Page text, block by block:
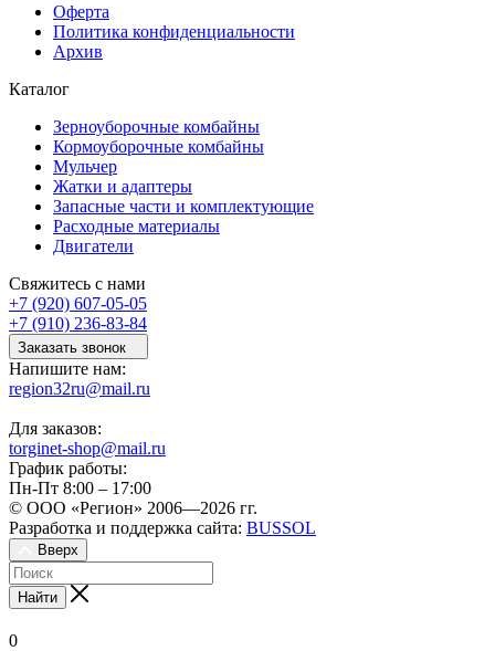
Оферта
Политика конфиденциальности
Архив
Каталог
Зерноуборочные комбайны
Кормоуборочные комбайны
Мульчер
Жатки и адаптеры
Запасные части и комплектующие
Расходные материалы
Двигатели
Свяжитесь с нами
+7 (920) 607-05-05
+7 (910) 236-83-84
Заказать звонок
Напишите нам:
region32ru@mail.ru
Для заказов:
torginet-shop@mail.ru
График работы:
Пн-Пт 8:00 – 17:00
© ООО «Регион» 2006—2026 гг.
Разработка и поддержка сайта: BUSSOL
Вверх
Найти
0